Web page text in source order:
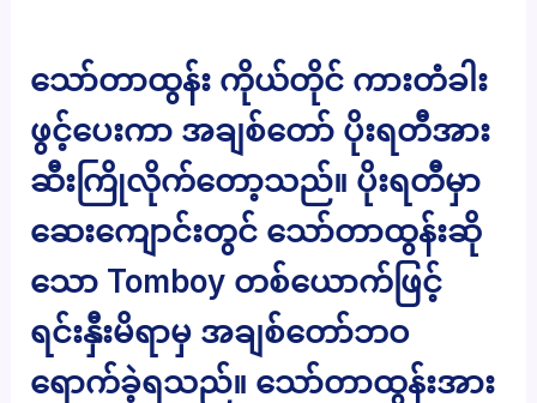
သော်တာထွန်း ကိုယ်တိုင် ကားတံခါး
ဖွင့်ပေးကာ အချစ်တော် ပိုးရတီအား
ဆီးကြိုလိုက်တော့သည်။ ပိုးရတီမှာ
ဆေးကျောင်းတွင် သော်တာထွန်းဆို
သော Tomboy တစ်ယောက်ဖြင့်
ရင်းနှီးမိရာမှ အချစ်တော်ဘဝ
ရောက်ခဲ့ရသည်။ သော်တာထွန်းအား